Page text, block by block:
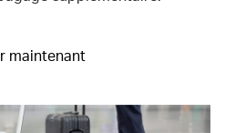
maintenant